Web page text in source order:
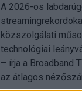
A 2026-os
közszolgálati
technológiai
– írja a Broadband
az átlagos